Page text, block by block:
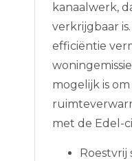
kanaalwerk,
verkrijgbaar
efficiëntie
mogelijk is
met de Edel-